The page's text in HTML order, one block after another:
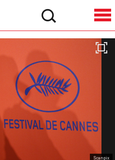
Scanpix